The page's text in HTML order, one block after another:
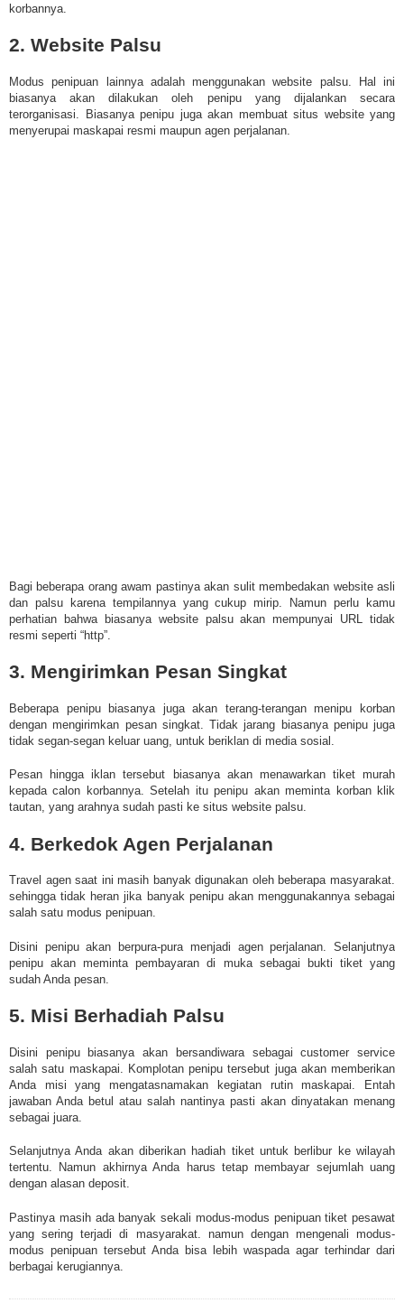
korbannya.
2. Website Palsu
Modus penipuan lainnya adalah menggunakan website palsu. Hal ini
biasanya akan dilakukan oleh penipu yang dijalankan secara
terorganisasi. Biasanya penipu juga akan membuat situs website yang
menyerupai maskapai resmi maupun agen perjalanan.
Bagi beberapa orang awam pastinya akan sulit membedakan website asli
dan palsu karena tempilannya yang cukup mirip. Namun perlu kamu
perhatian bahwa biasanya website palsu akan mempunyai URL tidak
resmi seperti “http”.
3. Mengirimkan Pesan Singkat
Beberapa penipu biasanya juga akan terang-terangan menipu korban
dengan mengirimkan pesan singkat. Tidak jarang biasanya penipu juga
tidak segan-segan keluar uang, untuk beriklan di media sosial.
Pesan hingga iklan tersebut biasanya akan menawarkan tiket murah
kepada calon korbannya. Setelah itu penipu akan meminta korban klik
tautan, yang arahnya sudah pasti ke situs website palsu.
4. Berkedok Agen Perjalanan
Travel agen saat ini masih banyak digunakan oleh beberapa masyarakat.
sehingga tidak heran jika banyak penipu akan menggunakannya sebagai
salah satu modus penipuan.
Disini penipu akan berpura-pura menjadi agen perjalanan. Selanjutnya
penipu akan meminta pembayaran di muka sebagai bukti tiket yang
sudah Anda pesan.
5. Misi Berhadiah Palsu
Disini penipu biasanya akan bersandiwara sebagai customer service
salah satu maskapai. Komplotan penipu tersebut juga akan memberikan
Anda misi yang mengatasnamakan kegiatan rutin maskapai. Entah
jawaban Anda betul atau salah nantinya pasti akan dinyatakan menang
sebagai juara.
Selanjutnya Anda akan diberikan hadiah tiket untuk berlibur ke wilayah
tertentu. Namun akhirnya Anda harus tetap membayar sejumlah uang
dengan alasan deposit.
Pastinya masih ada banyak sekali modus-modus penipuan tiket pesawat
yang sering terjadi di masyarakat. namun dengan mengenali modus-
modus penipuan tersebut Anda bisa lebih waspada agar terhindar dari
berbagai kerugiannya.